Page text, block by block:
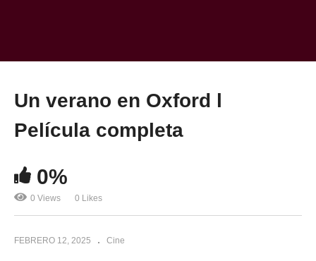
Un verano en Oxford l
Película completa
0%
0 Views 0 Likes
FEBRERO 12, 2025 Cine